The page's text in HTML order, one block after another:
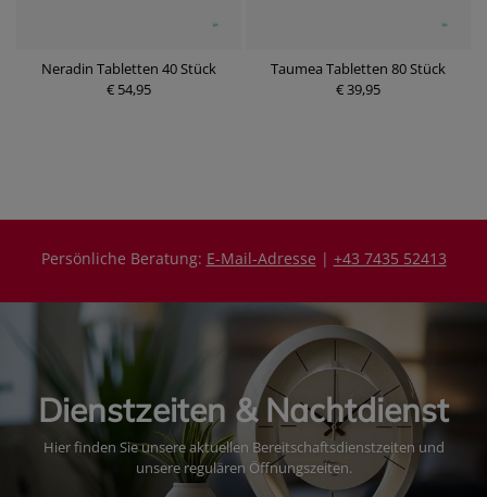
Neradin Tabletten 40 Stück
€ 54,95
Taumea Tabletten 80 Stück
€ 39,95
Persönliche Beratung: E-Mail-Adresse | +43 7435 52413
Dienstzeiten & Nachtdienst
Hier finden Sie unsere aktuellen Bereitschaftsdienstzeiten und
unsere regulären Öffnungszeiten.